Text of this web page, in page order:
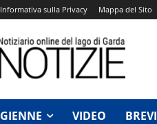
Informativa sulla Privacy Mappa del Sito
GIENNE VIDEO BREVI